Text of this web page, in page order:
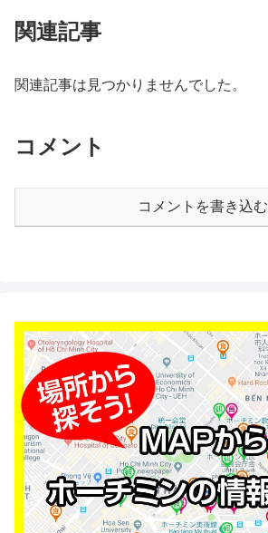
関連記事
関連記事は見つかりませんでした。
コメント
コメントを書き込む